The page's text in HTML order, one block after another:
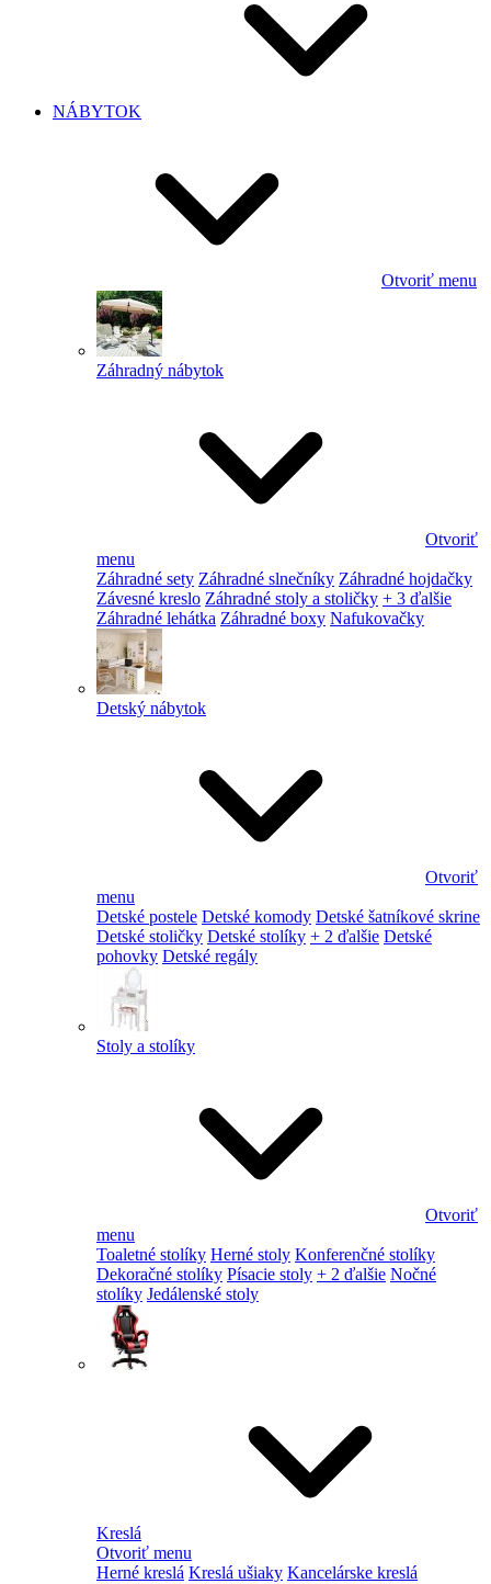
NÁBYTOK
Otvoriť menu
Záhradný nábytok
Otvoriť
menu
Záhradné sety Záhradné slnečníky Záhradné hojdačky
Závesné kreslo Záhradné stoly a stoličky + 3 ďalšie
Záhradné lehátka Záhradné boxy Nafukovačky
Detský nábytok
Otvoriť
menu
Detské postele Detské komody Detské šatníkové skrine
Detské stoličky Detské stolíky + 2 ďalšie Detské
pohovky Detské regály
Stoly a stolíky
Otvoriť
menu
Toaletné stolíky Herné stoly Konferenčné stolíky
Dekoračné stolíky Písacie stoly + 2 ďalšie Nočné
stolíky Jedálenské stoly
Kreslá
Otvoriť menu
Herné kreslá Kreslá ušiaky Kancelárske kreslá